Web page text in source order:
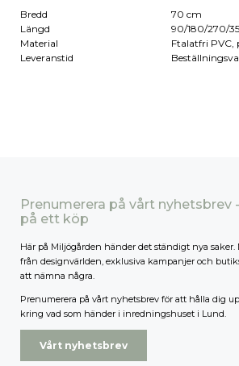
Bredd
70 cm
Längd
90/180/270/
Material
Ftalatfri PVC,
Leveranstid
Prenumerera på vårt nyhetsbrev
på ett köp
Här på Miljögården händer det ständigt nya saker.
från designvärlden, exklusiva kampanjer och
att nämna några.
Prenumerera på vårt nyhetsbrev för att hålla dig
kring vad som händer i inredningshuset i Lund.
Vårt nyhetsbrev